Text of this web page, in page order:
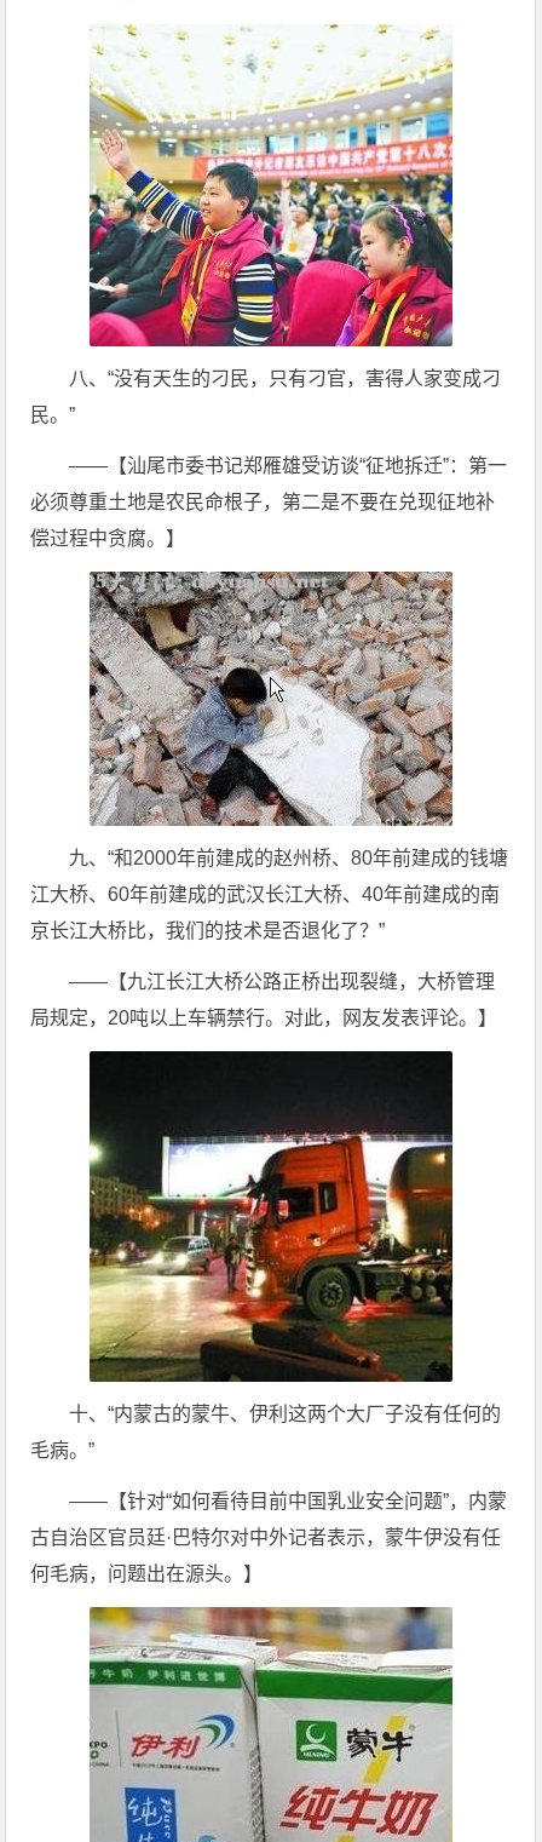
八、“没有天生的刁民，只有刁官，害得人家变成刁
民。”
——【汕尾市委书记郑雁雄受访谈“征地拆迁”：第一
必须尊重土地是农民命根子，第二是不要在兑现征地补
偿过程中贪腐。】
九、“和2000年前建成的赵州桥、80年前建成的钱塘
江大桥、60年前建成的武汉长江大桥、40年前建成的南
京长江大桥比，我们的技术是否退化了？”
——【九江长江大桥公路正桥出现裂缝，大桥管理
局规定，20吨以上车辆禁行。对此，网友发表评论。】
十、“内蒙古的蒙牛、伊利这两个大厂子没有任何的
毛病。”
——【针对“如何看待目前中国乳业安全问题”，内蒙
古自治区官员廷·巴特尔对中外记者表示，蒙牛伊没有任
何毛病，问题出在源头。】